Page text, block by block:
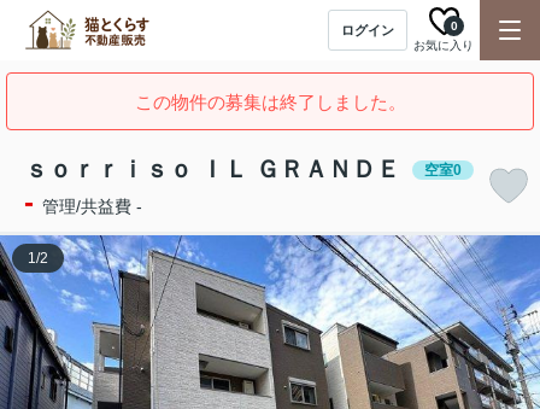
ログイン
お気に入り
0
この物件の募集は終了しました。
ｓｏｒｒｉｓｏ ＩＬ ＧＲＡＮＤＥ 空室0
- 管理/共益費 -
1/2